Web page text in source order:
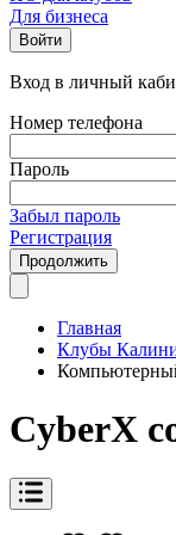
Для бизнеса
Войти
Вход в личный
Номер телефона
Пароль
Забыл пароль
Регистрация
Продолжить
Главная
Клубы
CyberX